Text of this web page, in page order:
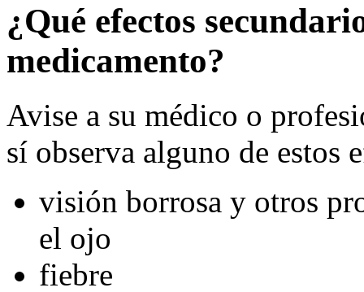
¿Qué efectos
medicamento?
Avise a su médico o
sí observa alguno de estos
visión borrosa y otros
el ojo
fiebre